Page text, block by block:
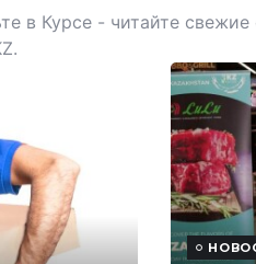
в Курсе - читайте